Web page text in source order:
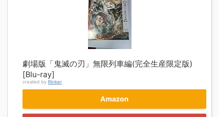
劇場版「鬼滅の刃」無限列車編(完全生産限定版)
[Blu-ray]
created by Rinker
Amazon